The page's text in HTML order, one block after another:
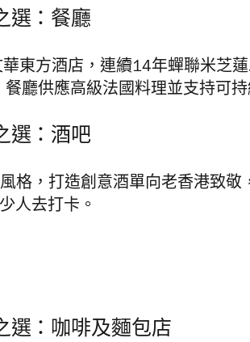
選：餐廳
東方酒店，連續14年蟬聯米芝蓮
廳供應高級法國料理並支持可
選：酒吧
格，打造創意酒單向老香港致敬
人去打卡。
選：咖啡及麵包店